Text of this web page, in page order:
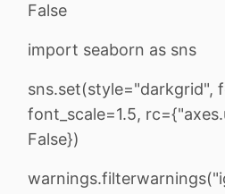
False
import seaborn as sns
sns.set(style="darkgrid",
font_scale=1.5,
False})